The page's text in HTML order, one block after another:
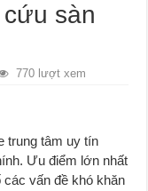
sàn
770 lượt xem
trung tâm uy tín
Ưu điểm lớn nhất
vấn đề khó khăn